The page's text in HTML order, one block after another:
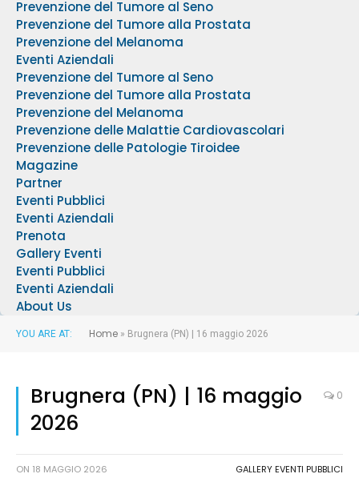
Prevenzione del Tumore al Seno
Prevenzione del Tumore alla Prostata
Prevenzione del Melanoma
Eventi Aziendali
Prevenzione del Tumore al Seno
Prevenzione del Tumore alla Prostata
Prevenzione del Melanoma
Prevenzione delle Malattie Cardiovascolari
Prevenzione delle Patologie Tiroidee
Magazine
Partner
Eventi Pubblici
Eventi Aziendali
Prenota
Gallery Eventi
Eventi Pubblici
Eventi Aziendali
About Us
YOU ARE AT: Home » Brugnera (PN) | 16 maggio 2026
Brugnera (PN) | 16 maggio
2026
0
ON 18 MAGGIO 2026 GALLERY EVENTI PUBBLICI